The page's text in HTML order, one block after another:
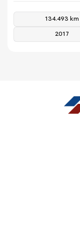
134.493 km
2017